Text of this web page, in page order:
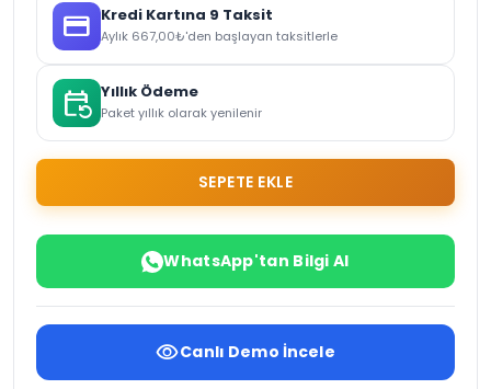
credit_card Kredi Kartına 9 Taksit
Aylık 667,00₺'den başlayan taksitlerle
event_repeat Yıllık Ödeme
Paket yıllık olarak yenilenir
SEPETE EKLE
WhatsApp'tan Bilgi Al
visibilityCanlı Demo İncele